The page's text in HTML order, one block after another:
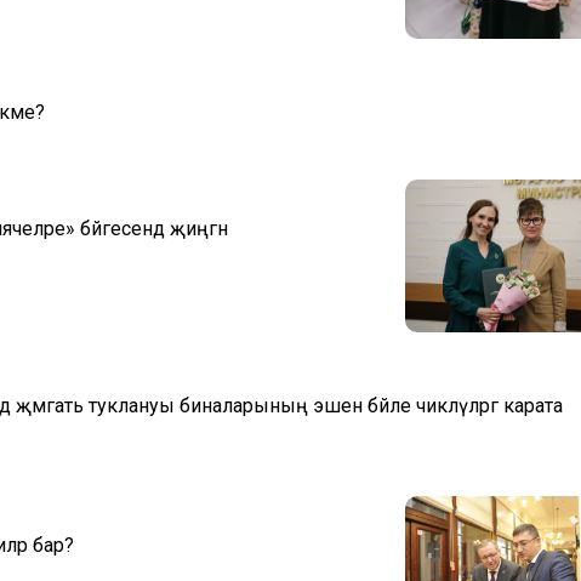
бәйгесендә җиңгән
туклануы биналарының эшенә бәйле чикләүләргә карата
бар?